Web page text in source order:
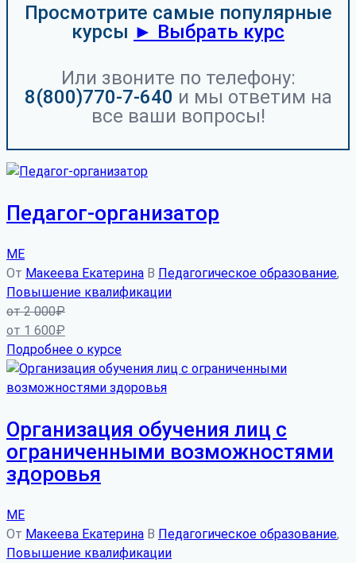
Просмотрите самые популярные
курсы ► Выбрать курс
Или звоните по телефону:
8(800)770-7-640 и мы ответим на
все ваши вопросы!
Педагог-организатор
МЕ
От Макеева Екатерина В Педагогическое образование,
Повышение квалификации
от2 000₽
от 1 600₽
Подробнее о курсе
Организация обучения лиц с
ограниченными возможностями
здоровья
МЕ
От Макеева Екатерина В Педагогическое образование,
Повышение квалификации